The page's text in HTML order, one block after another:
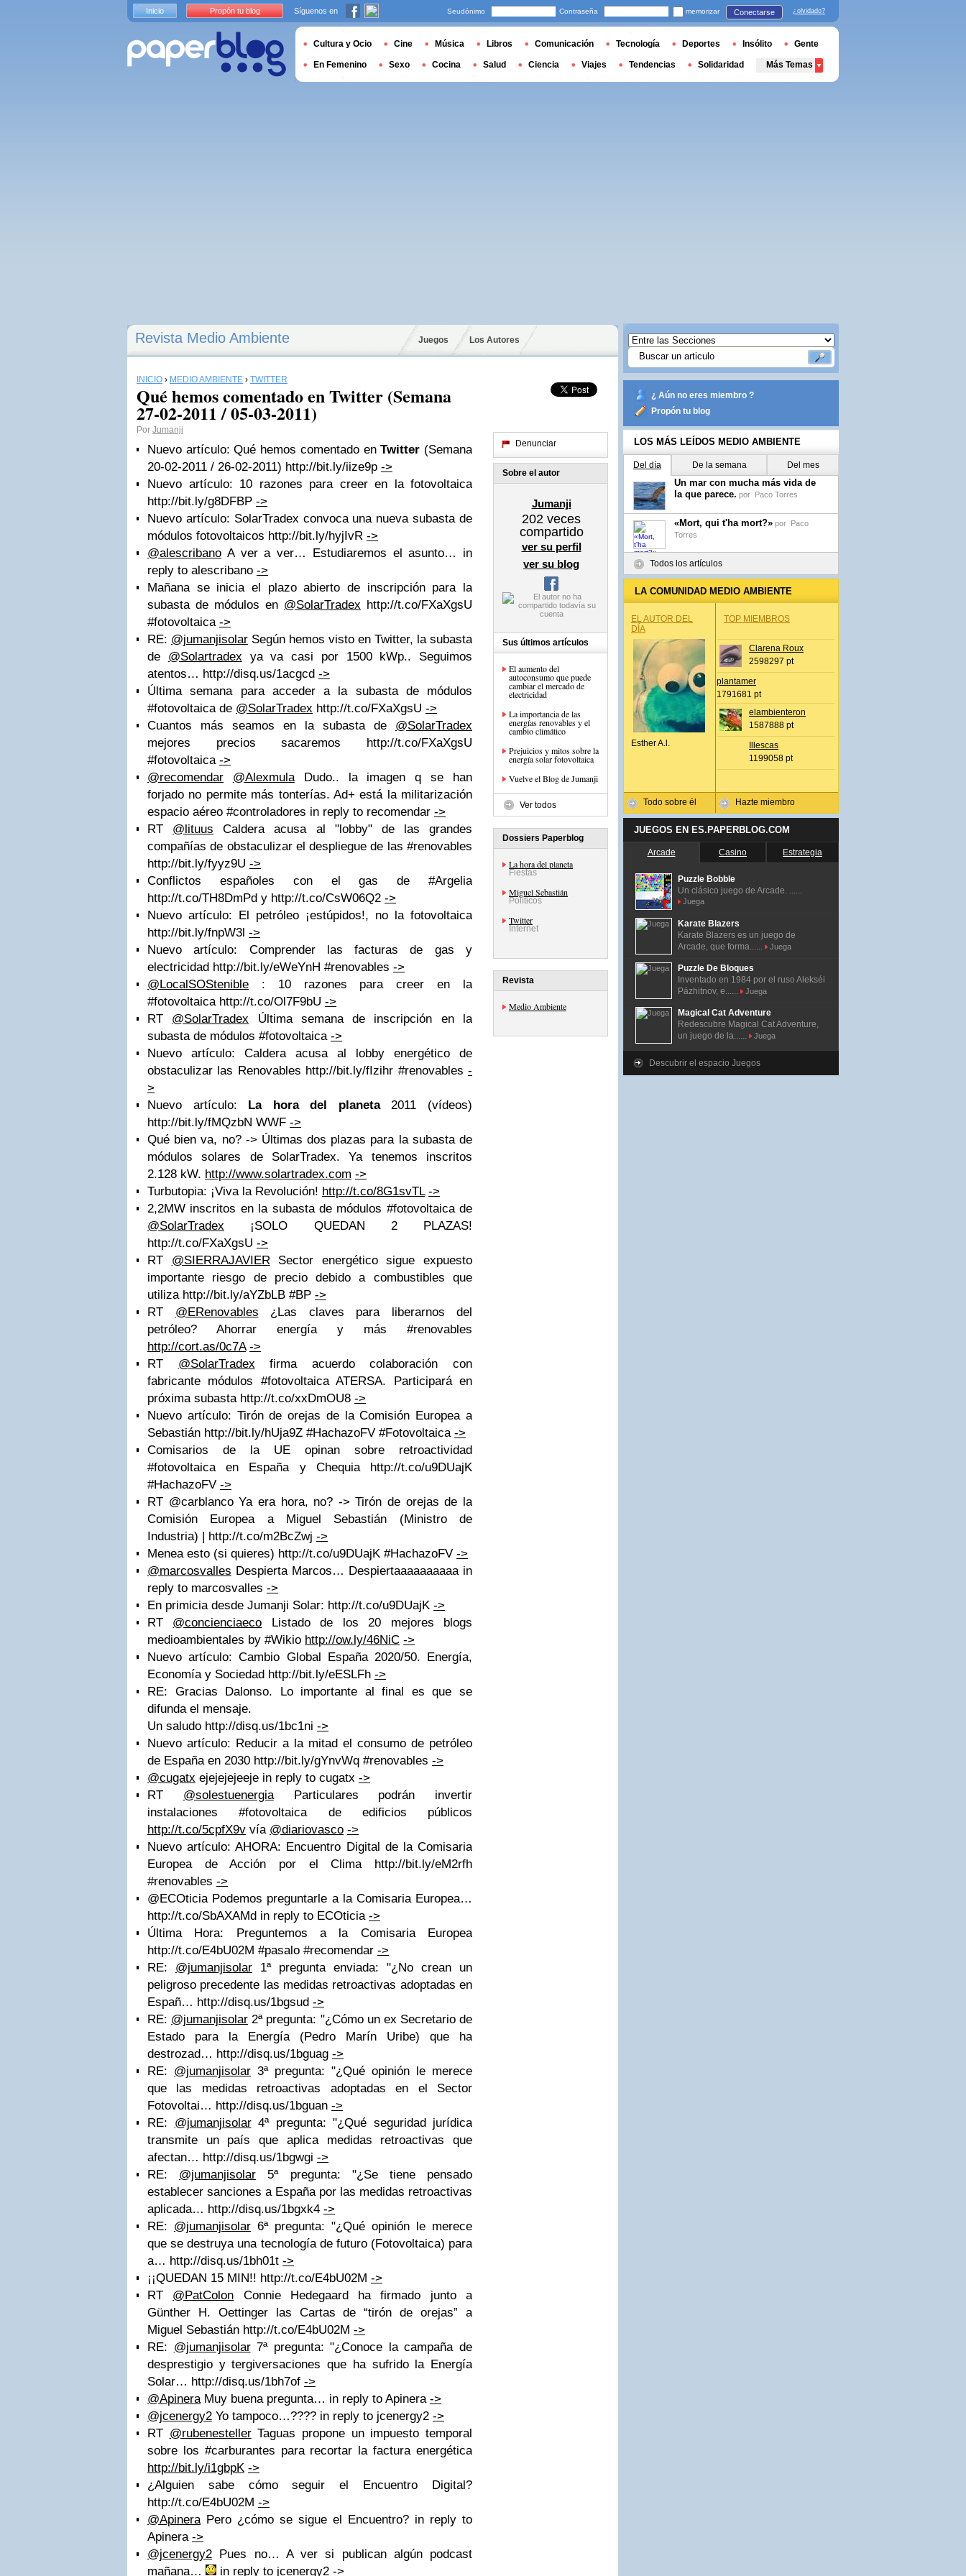
Revista Medio Ambiente Juegos Los Autores
INICIO › MEDIO AMBIENTE › TWITTER
Qué hemos comentado en Twitter (Semana
27-02-2011 / 05-03-2011)
Por Jumanji
Nuevo artículo: Qué hemos comentado enTwitter (Semana
20-02-2011 / 26-02-2011) http://bit.ly/iize9p ->
Nuevo artículo: 10 razones para creer en la fotovoltaica
http://bit.ly/g8DFBP ->
Nuevo artículo: SolarTradex convoca una nueva subasta de
módulos fotovoltaicos http://bit.ly/hyjIvR ->
@alescribano A ver a ver… Estudiaremos el asunto… in
reply to alescribano ->
Mañana se inicia el plazo abierto de inscripción para la
subasta de módulos en @SolarTradex http://t.co/FXaXgsU
#fotovoltaica ->
RE: @jumanjisolar Según hemos visto en Twitter, la subasta
de @Solartradex ya va casi por 1500 kWp.. Seguimos
atentos… http://disq.us/1acgcd ->
Última semana para acceder a la subasta de módulos
#fotovoltaica de @SolarTradex http://t.co/FXaXgsU ->
Cuantos más seamos en la subasta de @SolarTradex
mejores precios sacaremos http://t.co/FXaXgsU
#fotovoltaica ->
@recomendar
@AlexmulaDudo.. la imagen q se han
forjado no permite más tonterías. Ad+ está la militarización
espacio aéreo #controladores in reply to recomendar ->
RT @lituus Caldera acusa al "lobby" de las grandes
compañías de obstaculizar el despliegue de las #renovables
http://bit.ly/fyyz9U ->
Conflictos españoles con el gas de #Argelia
http://t.co/TH8DmPd y http://t.co/CsW06Q2 ->
Nuevo artículo: El petróleo ¡estúpidos!, no la fotovoltaica
http://bit.ly/fnpW3l ->
Nuevo artículo: Comprender las facturas de gas y
electricidad http://bit.ly/eWeYnH #renovables ->
@LocalSOStenible : 10 razones para creer en la
#fotovoltaica http://t.co/Ol7F9bU ->
RT @SolarTradex Última semana de inscripción en la
subasta de módulos #fotovoltaica ->
Nuevo artículo: Caldera acusa al lobby energético de
obstaculizar las Renovables http://bit.ly/fIzihr #renovables -
>
Nuevo artículo: La hora del planeta2011 (vídeos)
http://bit.ly/fMQzbN WWF ->
Qué bien va, no? -> Últimas dos plazas para la subasta de
módulos solares de SolarTradex. Ya tenemos inscritos
2.128 kW. http://www.solartradex.com ->
Turbutopia: ¡Viva la Revolución! http://t.co/8G1svTL ->
2,2MW inscritos en la subasta de módulos #fotovoltaica de
@SolarTradex ¡SOLO QUEDAN 2 PLAZAS!
http://t.co/FXaXgsU ->
RT @SIERRAJAVIERSector energético sigue expuesto
importante riesgo de precio debido a combustibles que
utiliza http://bit.ly/aYZbLB #BP ->
RT @ERenovables ¿Las claves para liberarnos del
petróleo? Ahorrar energía y más #renovables
http://cort.as/0c7A ->
RT @SolarTradex firma acuerdo colaboración con
fabricante módulos #fotovoltaica ATERSA. Participará en
próxima subasta http://t.co/xxDmOU8 ->
Nuevo artículo: Tirón de orejas de la Comisión Europea a
Sebastián http://bit.ly/hUja9Z #HachazoFV #Fotovoltaica ->
Comisarios de la UE opinan sobre retroactividad
#fotovoltaica en España y Chequia http://t.co/u9DUajK
#HachazoFV ->
RT @carblanco Ya era hora, no? -> Tirón de orejas de la
Comisión Europea a Miguel Sebastián (Ministro de
Industria) | http://t.co/m2BcZwj ->
Menea esto (si quieres) http://t.co/u9DUajK #HachazoFV ->
@marcosvalles Despierta Marcos… Despiertaaaaaaaaaa in
reply to marcosvalles ->
En primicia desde Jumanji Solar: http://t.co/u9DUajK ->
RT @concienciaeco Listado de los 20 mejores blogs
medioambientales by #Wikio http://ow.ly/46NiC ->
Nuevo artículo: Cambio Global España 2020/50. Energía,
Economía y Sociedad http://bit.ly/eESLFh ->
RE: Gracias Dalonso. Lo importante al final es que se
difunda el mensaje.
Un saludo http://disq.us/1bc1ni ->
Nuevo artículo: Reducir a la mitad el consumo de petróleo
de España en 2030 http://bit.ly/gYnvWq #renovables ->
@cugatx ejejejejeeje in reply to cugatx ->
RT @solestuenergiaParticulares podrán invertir
instalaciones #fotovoltaica de edificios públicos
http://t.co/5cpfX9v vía @diariovasco ->
Nuevo artículo: AHORA: Encuentro Digital de la Comisaria
Europea de Acción por el Clima http://bit.ly/eM2rfh
#renovables ->
@ECOticia Podemos preguntarle a la Comisaria Europea…
http://t.co/SbAXAMd in reply to ECOticia ->
Última Hora: Preguntemos a la Comisaria Europea
http://t.co/E4bU02M #pasalo #recomendar ->
RE: @jumanjisolar 1ª pregunta enviada: "¿No crean un
peligroso precedente las medidas retroactivas adoptadas en
Españ… http://disq.us/1bgsud ->
RE: @jumanjisolar 2ª pregunta: "¿Cómo un ex Secretario de
Estado para la Energía (Pedro Marín Uribe) que ha
destrozad… http://disq.us/1bguag ->
RE: @jumanjisolar 3ª pregunta: "¿Qué opinión le merece
que las medidas retroactivas adoptadas en el Sector
Fotovoltai… http://disq.us/1bguan ->
RE: @jumanjisolar4ª pregunta: "¿Qué seguridad jurídica
transmite un país que aplica medidas retroactivas que
afectan… http://disq.us/1bgwgi ->
RE: @jumanjisolar 5ª pregunta: "¿Se tiene pensado
establecer sanciones a España por las medidas retroactivas
aplicada… http://disq.us/1bgxk4 ->
RE: @jumanjisolar 6ª pregunta: "¿Qué opinión le merece
que se destruya una tecnología de futuro (Fotovoltaica) para
a… http://disq.us/1bh01t ->
¡¡QUEDAN 15 MIN!! http://t.co/E4bU02M ->
RT @PatColon Connie Hedegaard ha firmado junto a
Günther H. Oettinger las Cartas de “tirón de orejas” a
Miguel Sebastián http://t.co/E4bU02M ->
RE: @jumanjisolar7ª pregunta: "¿Conoce la campaña de
desprestigio y tergiversaciones que ha sufrido la Energía
Solar… http://disq.us/1bh7of ->
@ApineraMuy buena pregunta… in reply to Apinera ->
@jcenergy2 Yo tampoco…???? in reply to jcenergy2 ->
RT @rubenestellerTaguas propone un impuesto temporal
sobre los #carburantes para recortar la factura energética
http://bit.ly/i1gbpK ->
¿Alguien sabe cómo seguir el Encuentro Digital?
http://t.co/E4bU02M ->
@ApineraPero ¿cómo se sigue el Encuentro? in reply to
Apinera ->
@jcenergy2 Pues no… A ver si publican algún podcast
mañana…
in reply to jcenergy2 ->
Denunciar
Sobre el autor
Jumanji
202 veces
compartido
ver su perfil
ver su blog
Sus últimos artículos
El aumento del
autoconsumo que puede
cambiar el mercado de
electricidad
La importancia de las
energías renovables y el
cambio climático
Prejuicios y mitos sobre la
energía solar fotovoltaica
Vuelve el Blog de Jumanji
Ver todos
Dossiers Paperblog
La hora del planeta
Fiestas
Miguel Sebastián
Políticos
Twitter
Internet
Revista
Medio Ambiente
¿ Aún no eres miembro ?
Propón tu blog
LOS MÁS LEÍDOS MEDIO AMBIENTE
Del día De la semana Del mes
Un mar con mucha más vida de
la que parece. por Paco Torres
«Mort, qui t'ha mort?» por Paco
Torres
Todos los artículos
LA COMUNIDAD MEDIO AMBIENTE
EL AUTOR DEL
DÍA
Esther A.l.
Todo sobre él
TOP MIEMBROS
Clarena Roux
2598297 pt
plantamer
1791681 pt
elambienteron
1587888 pt
Illescas
1199058 pt
Hazte miembro
JUEGOS EN ES.PAPERBLOG.COM
Arcade Casino Estrategia
Puzzle Bobble
Un clásico juego de Arcade. ......
Juega
Karate Blazers
Karate Blazers es un juego de
Arcade, que forma......
Juega
Puzzle De Bloques
Inventado en 1984 por el ruso Alekséi
Pázhitnov, e......
Juega
Magical Cat Adventure
Redescubre Magical Cat Adventure,
un juego de la......
Juega
Descubrir el espacio Juegos
Inicio Propón tu blog Síguenos en Seudónimo Contraseña memorizar Conectarse ¿olvidado?
Cultura y Ocio Cine Música Libros Comunicación Tecnología Deportes Insólito Gente
En Femenino Sexo Cocina Salud Ciencia Viajes Tendencias Solidaridad Más Temas